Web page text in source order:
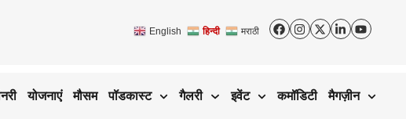
English हिन्दी मराठी
योजनाएं मौसम पॉडकास्ट गैलरी इवेंट कमॉडिटी मैगज़ीन